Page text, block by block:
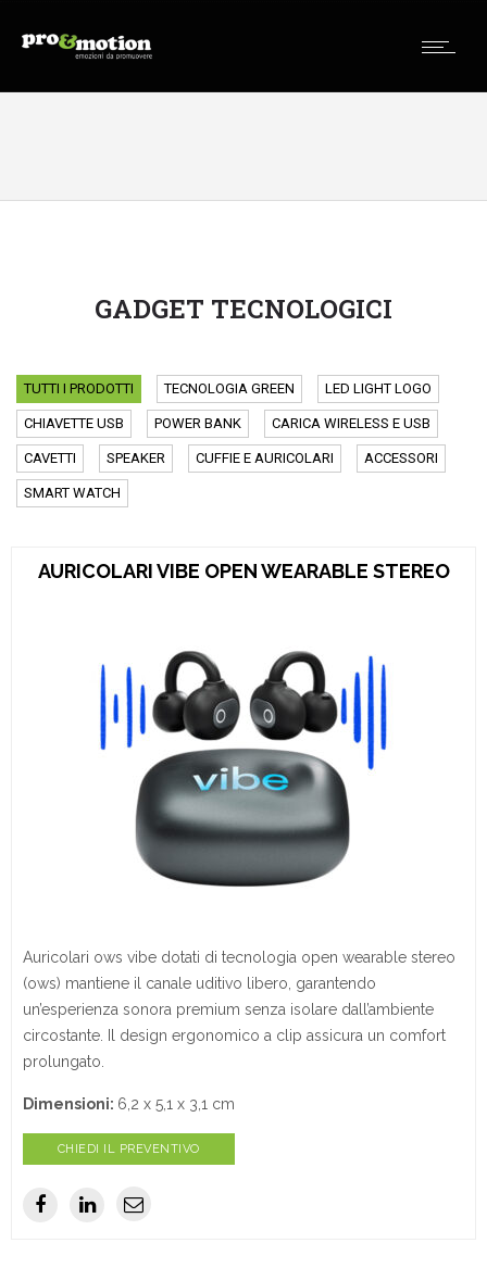
GADGET TECNOLOGICI
TUTTI I PRODOTTI TECNOLOGIA GREEN LED LIGHT LOGO
CHIAVETTE USB POWER BANK CARICA WIRELESS E USB
CAVETTI SPEAKER CUFFIE E AURICOLARI ACCESSORI
SMART WATCH
AURICOLARI VIBE OPEN WEARABLE STEREO
Auricolari ows vibe dotati di tecnologia open wearable stereo
(ows) mantiene il canale uditivo libero, garantendo
un’esperienza sonora premium senza isolare dall’ambiente
circostante. Il design ergonomico a clip assicura un comfort
prolungato.
Dimensioni: 6,2 x 5,1 x 3,1 cm
CHIEDI IL PREVENTIVO